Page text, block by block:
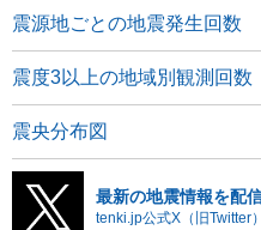
震源地ごとの地震発生回数
震度3以上の地域別観測回数
震央分布図
最新の地震情報を配
tenki.jp公式X（旧Twitter